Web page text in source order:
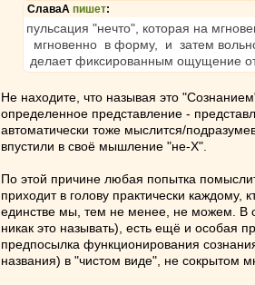
СлаваА пишет:
пульсация "нечто", которая на
мгновенно в форму, и затем
делает фиксированным ощущение
Не находите, что называя это
определенное представление -
автоматически тоже мыслится/
впустили в своё мышление "не-X".
По этой причине любая попытка
приходит в голову практически
единстве мы, тем не менее, не можем. В
никак это называть), есть ещё и особая
предпосылка функционирования
названия) в "чистом виде", не сокрытом